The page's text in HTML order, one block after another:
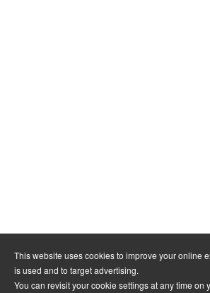
This website uses cookies to improve your online
is used and to target advertising.
You can revisit your cookie settings at any time